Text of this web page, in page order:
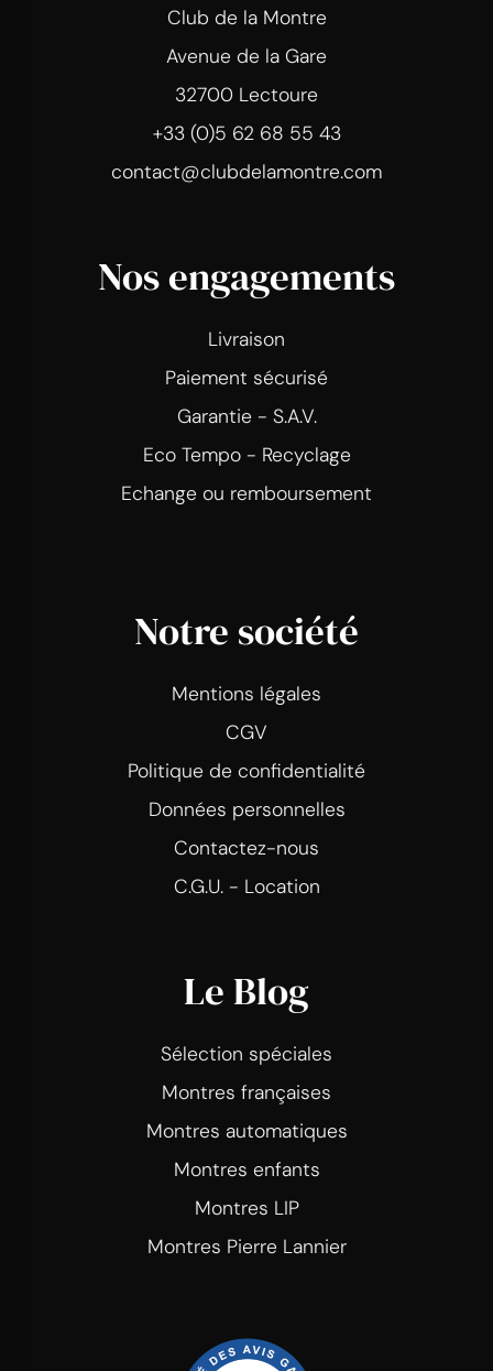
Club de la Montre
Avenue de la Gare
32700 Lectoure
+33 (0)5 62 68 55 43
contact@clubdelamontre.com
Nos engagements
Livraison
Paiement sécurisé
Garantie - S.A.V.
Eco Tempo - Recyclage
Echange ou remboursement
Notre société
Mentions légales
CGV
Politique de confidentialité
Données personnelles
Contactez-nous
C.G.U. - Location
Le Blog
Sélection spéciales
Montres françaises
Montres automatiques
Montres enfants
Montres LIP
Montres Pierre Lannier